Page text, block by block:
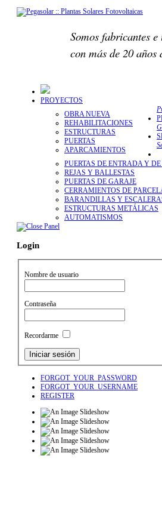
Somos fabricantes
con más de 20 años
PROYECTOS
OBRA NUEVA
REHABILITACIONES
ESTRUCTURAS
PUERTAS
APARCAMIENTOS
PUERTAS DE ENTRADA Y
REJAS Y BALLESTAS
PUERTAS DE GARAJE
CERRAMIENTOS DE
BARANDILLAS Y
ESTRUCTURAS METÁLICAS
AUTOMATISMOS
Login
Nombre de usuario
Contraseña
Recordarme
FORGOT_YOUR_PASSWORD
FORGOT_YOUR_USERNAME
REGISTER